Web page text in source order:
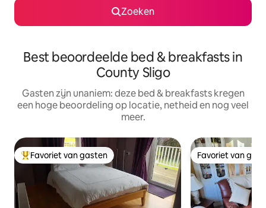
Zoeken
Best beoordeelde bed & breakfasts in
County Sligo
Gasten zijn unaniem: deze bed & breakfasts kregen
een hoge beoordeling op locatie, netheid en nog veel
meer.
Topfavoriet van gasten
Favoriet van gasten Favoriet van
Favoriet van